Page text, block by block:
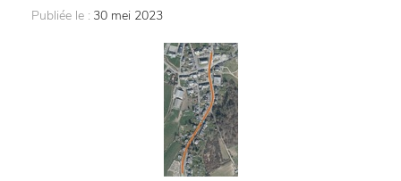
Publiée le : 30 mei 2023